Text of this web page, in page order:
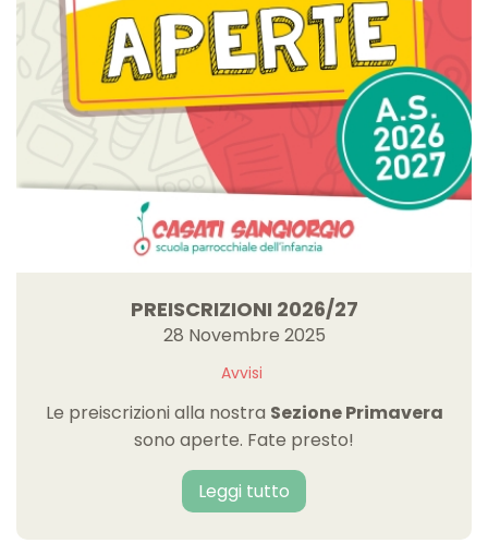
PREISCRIZIONI 2026/27
28 Novembre 2025
Avvisi
Le preiscrizioni alla nostra Sezione Primavera
sono aperte. Fate presto!
Leggi tutto